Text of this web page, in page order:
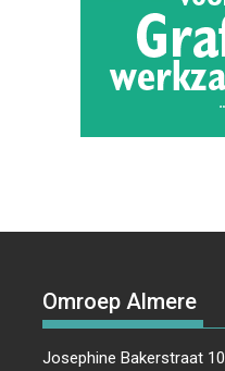
Omroep Almere
Josephine Bakerstraat 10